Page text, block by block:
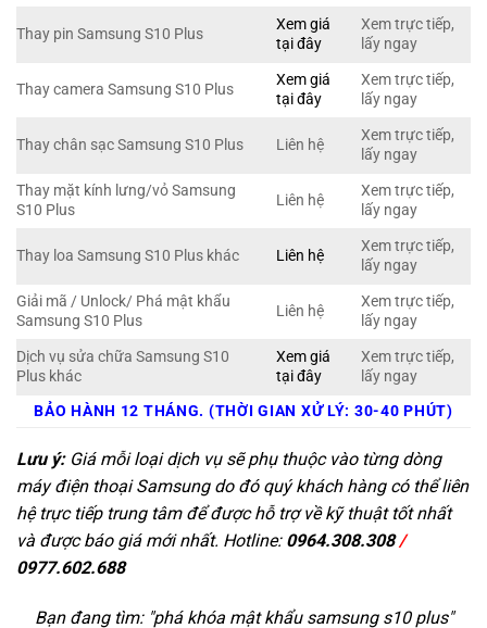
Thay pin Samsung S10 Plus
Xem giá
tại đây
Xem trực tiếp,
lấy ngay
Thay camera Samsung S10 Plus
Xem giá
tại đây
Xem trực tiếp,
lấy ngay
Thay chân sạc Samsung S10 Plus Liên hệ
Xem trực tiếp,
lấy ngay
Thay mặt kính lưng/vỏ Samsung
S10 Plus
Liên hệ
Xem trực tiếp,
lấy ngay
Thay loa Samsung S10 Plus khác Liên hệ
Xem trực tiếp,
lấy ngay
Giải mã / Unlock/ Phá mật khẩu
Samsung S10 Plus
Liên hệ
Xem trực tiếp,
lấy ngay
Dịch vụ sửa chữa Samsung S10
Plus khác
Xem giá
tại đây
Xem trực tiếp,
lấy ngay
BẢO HÀNH 12 THÁNG. (THỜI GIAN XỬ LÝ: 30-40 PHÚT)
Lưu ý:Giá mỗi loại dịch vụ sẽ phụ thuộc vào từng dòng
máy điện thoại Samsung do đó quý khách hàng có thể liên
hệ trực tiếp trung tâm để được hỗ trợ về kỹ thuật tốt nhất
và được báo giá mới nhất. Hotline: 0964.308.308/
0977.602.688
Bạn đang tìm: "phá khóa mật khẩu samsung s10 plus"